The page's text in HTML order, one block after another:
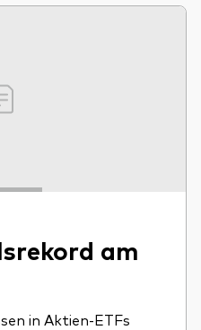
am
in Aktien-ETFs